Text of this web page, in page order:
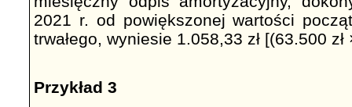
2021 r. od powiększonej wartości
trwałego, wyniesie 1.058,33 zł [(63.500
Przykład 3